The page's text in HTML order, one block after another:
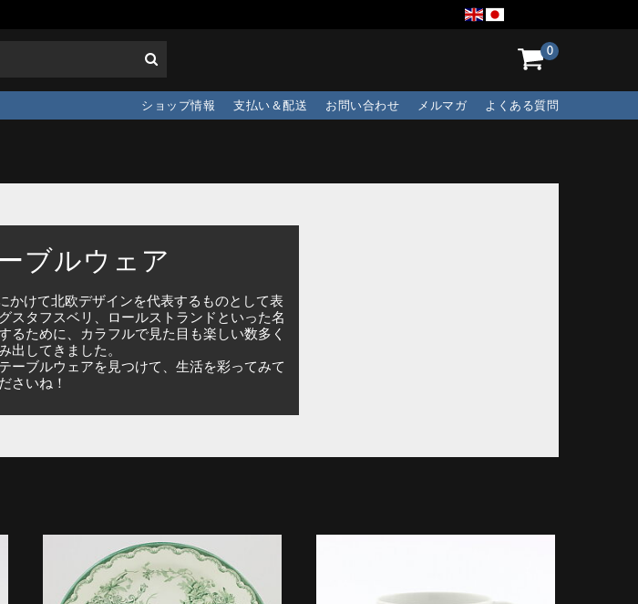
0
よくある質問
メルマガ
お問い合わせ
支払い＆配送
ショップ情報
ブルウェア
かけて北欧デザインを代表するものとして表
スタフスベリ、ロールストランドといった名
るために、カラフルで見た目も楽しい数多く
出してきました。
ーブルウェアを見つけて、生活を彩ってみて
さいね！